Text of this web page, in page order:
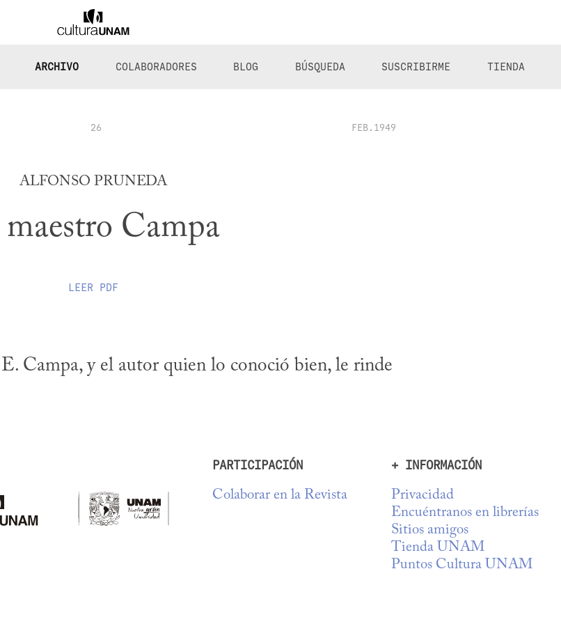
ARCHIVO COLABORADORES BLOG BÚSQUEDA SUSCRIBIRME TIENDA
26 FEB.1949
ALFONSO PRUNEDA
Campa
LEER PDF
Campa, y el autor quien lo conoció bien, le rinde
PARTICIPACIÓN
Colaborar en la Revista
+ INFORMACIÓN
Privacidad
Encuéntranos en librerías
Sitios amigos
Tienda UNAM
Puntos Cultura UNAM